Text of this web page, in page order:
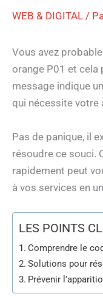
WEB & DIGITAL /
Vous avez
orange P01 et cela
message indique
qui nécessite votre
Pas de panique, il
résoudre ce souci.
rapidement peut
à vos services en
LES POINTS
Comprendre le
Solutions pour
Prévenir